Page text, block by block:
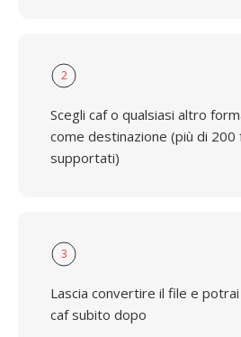
2
Scegli caf o qualsiasi altro
come destinazione (più di 200
supportati)
3
Lascia convertire il file e
caf subito dopo